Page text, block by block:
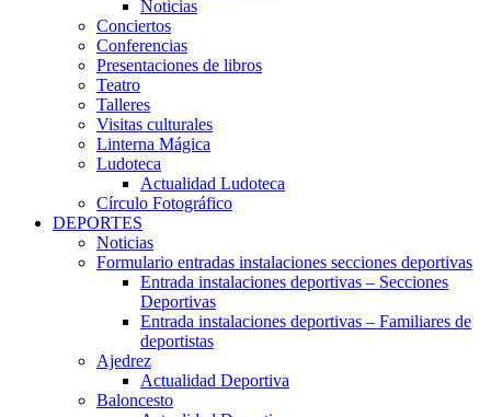
Noticias
Conciertos
Conferencias
Presentaciones de libros
Teatro
Talleres
Visitas culturales
Linterna Mágica
Ludoteca
Actualidad Ludoteca
Círculo Fotográfico
DEPORTES
Noticias
Formulario entradas instalaciones secciones deportivas
Entrada instalaciones deportivas – Secciones
Deportivas
Entrada instalaciones deportivas – Familiares de
deportistas
Ajedrez
Actualidad Deportiva
Baloncesto